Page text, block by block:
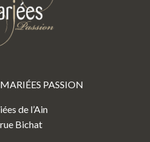
PASSION
de l’Ain
Bichat